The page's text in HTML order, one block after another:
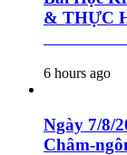
& THỰC
Thứ
6 hours ago
Ngày 7/8/
Châm-